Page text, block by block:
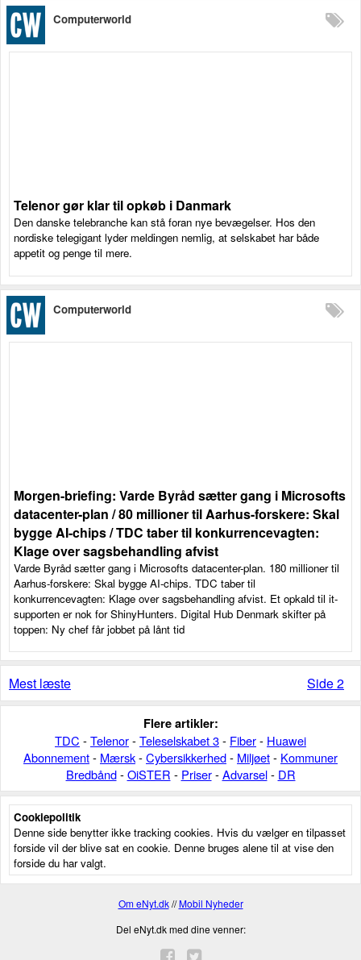
Computerworld
Telenor gør klar til opkøb i Danmark
Den danske telebranche kan stå foran nye bevægelser. Hos den
nordiske telegigant lyder meldingen nemlig, at selskabet har både
appetit og penge til mere.
Computerworld
Morgen-briefing: Varde Byråd sætter gang i Microsofts
datacenter-plan / 80 millioner til Aarhus-forskere: Skal
bygge AI-chips / TDC taber til konkurrencevagten:
Klage over sagsbehandling afvist
Varde Byråd sætter gang i Microsofts datacenter-plan. 180 millioner til
Aarhus-forskere: Skal bygge AI-chips. TDC taber til
konkurrencevagten: Klage over sagsbehandling afvist. Et opkald til it-
supporten er nok for ShinyHunters. Digital Hub Denmark skifter på
toppen: Ny chef får jobbet på lånt tid
Side 2
Mest læste
Flere artikler:
TDC -Telenor-Teleselskabet 3- Fiber- Huawei
Abonnement- Mærsk-Cybersikkerhed- Miljøet- Kommuner
Bredbånd-OiSTER - Priser-Advarsel- DR
Cookiepolitik
Denne side benytter ikke tracking cookies. Hvis du vælger en tilpasset
forside vil der blive sat en cookie. Denne bruges alene til at vise den
forside du har valgt.
Om eNyt.dk//Mobil Nyheder
Del eNyt.dk med dine venner: